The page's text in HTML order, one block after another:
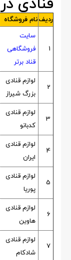
ردیفنام فروشگاه
1
سایت
فروشگاهی
قناد برتر
2
لوازم قنادی
بزرگ شیراز
3
لوازم قنادی
کدبانو
4
لوازم قنادی
ایران
5
لوازم قنادی
پوریا
6
لوازم قنادی
هاوین
7
لوازم قنادی
شادکام